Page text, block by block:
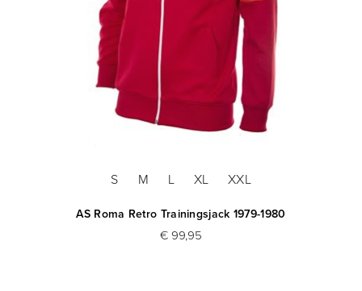
S M L XL XXL
AS Roma Retro Trainingsjack 1979-1980
€ 99,95